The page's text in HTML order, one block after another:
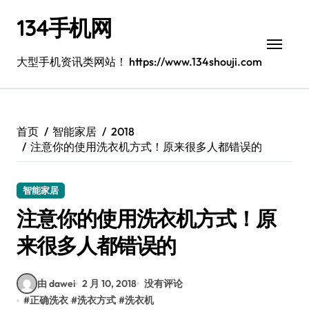
134手机网
大型手机资讯类网站！ https://www.134shouji.com
首页 智能家居
2018
注意你的使用洗衣机方式！原来很多人都错误的
智能家居
注意你的使用洗衣机方式！原
来很多人都错误的
由 dawei 2 月 10, 2018 没有评论
#正确洗衣 #洗衣方式 #洗衣机